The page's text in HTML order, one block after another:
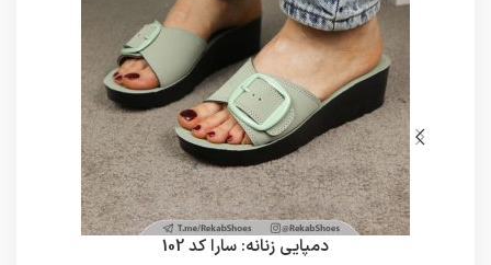
دمپایی زنانه: سارا کد 102